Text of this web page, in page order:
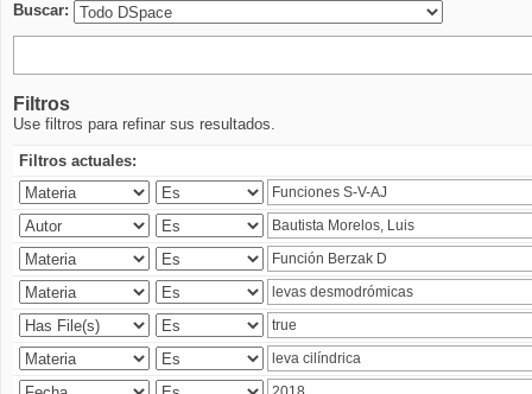
Buscar:
Filtros
Use filtros para refinar sus resultados.
Filtros actuales: